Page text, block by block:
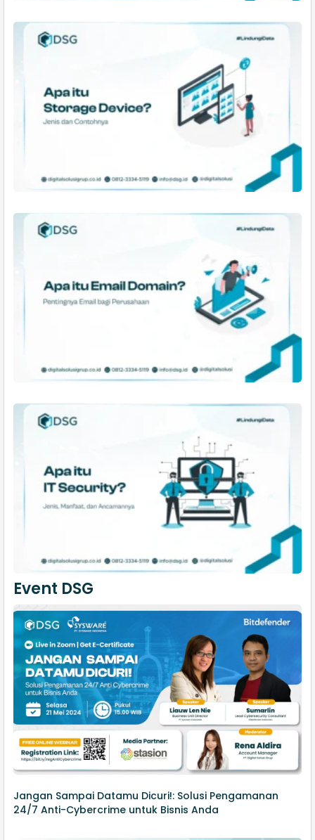
Event DSG
Jangan Sampai Datamu Dicuri!: Solusi Pengamanan
24/7 Anti-Cybercrime untuk Bisnis Anda